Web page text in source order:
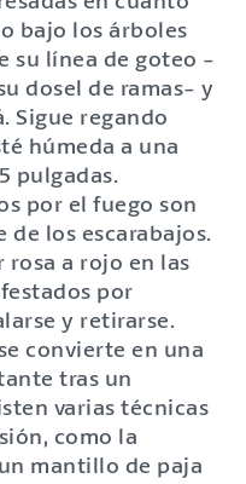
bajo los árboles
su línea de goteo -
dosel de ramas- y
Sigue regando
húmeda a una
pulgadas.
por el fuego son
de los escarabajos.
rosa a rojo en las
por
y retirarse.
convierte en una
tras un
varias técnicas
como la
mantillo de paja